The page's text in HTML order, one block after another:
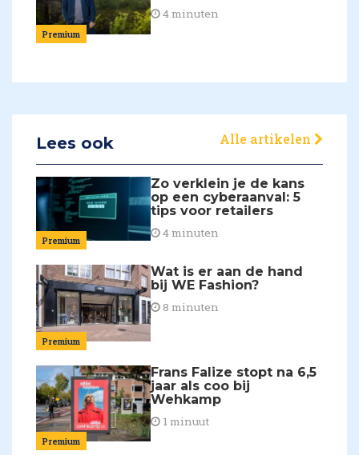
Premium
4 minuten
Lees ook Alle artikelen
Premium
Zo verklein je de kans
op een cyberaanval: 5
tips voor retailers
4 minuten
Premium
Wat is er aan de hand
bij WE Fashion?
8 minuten
Premium
Frans Falize stopt na 6,5
jaar als coo bij
Wehkamp
1 minuut